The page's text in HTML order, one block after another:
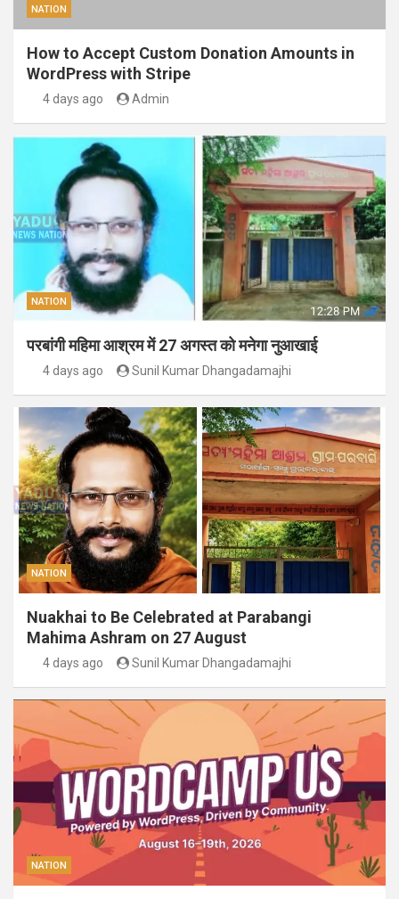
NATION
How to Accept Custom Donation Amounts in
WordPress with Stripe
4 days ago Admin
NATION
परबांगी महिमा आश्रम में 27 अगस्त को मनेगा नुआखाई
4 days ago Sunil Kumar Dhangadamajhi
NATION
Nuakhai to Be Celebrated at Parabangi
Mahima Ashram on 27 August
4 days ago Sunil Kumar Dhangadamajhi
NATION